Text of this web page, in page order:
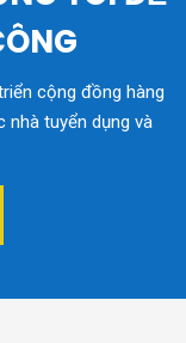
cộng đồng hàng
nhà tuyển dụng và